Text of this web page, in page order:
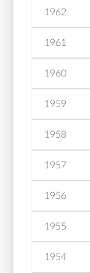
1962
1961
1960
1959
1958
1957
1956
1955
1954